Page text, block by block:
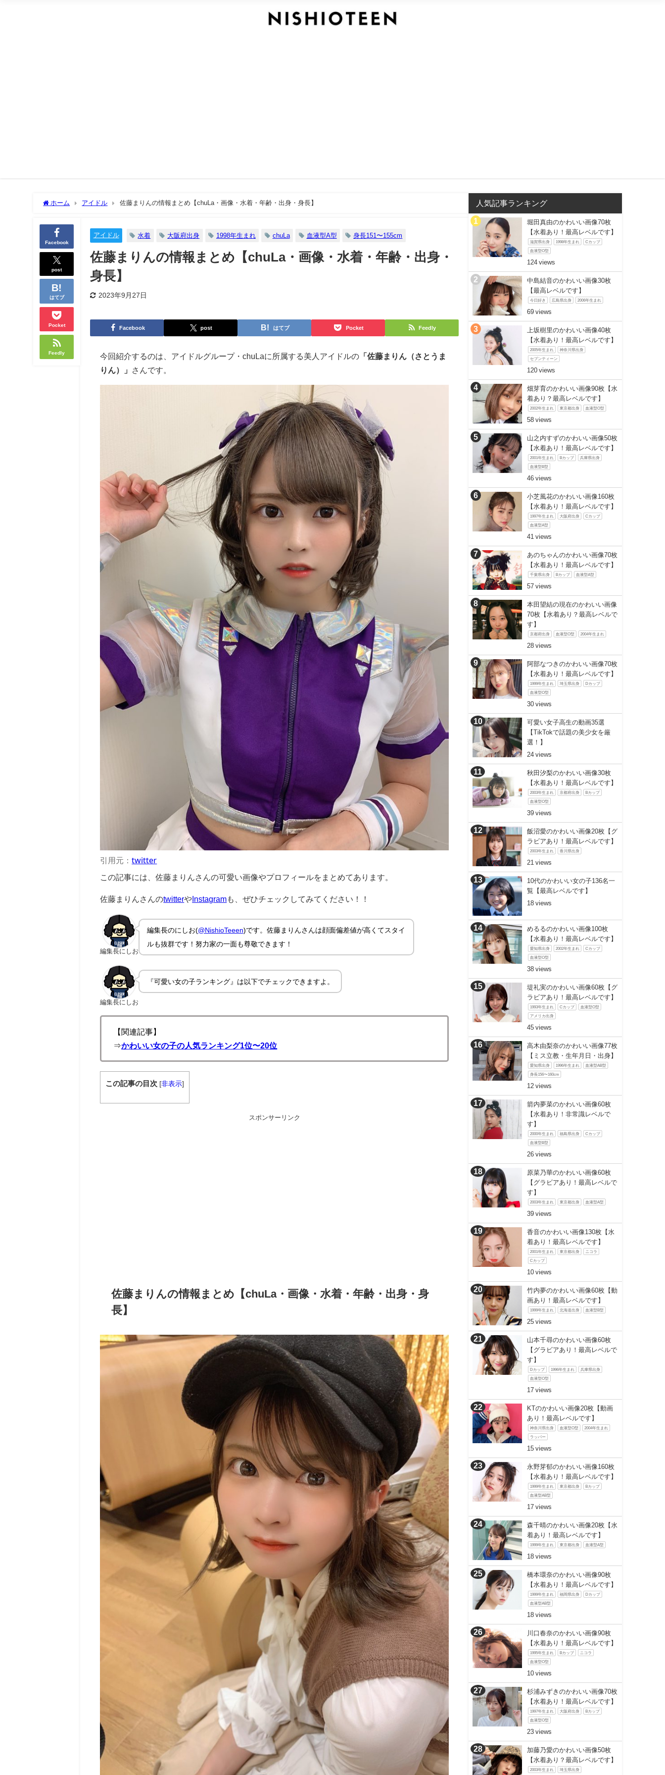
ホーム アイドル 佐藤まりんの情報まとめ【chuLa・画像・水着・年齢・出身・身長】
Facebook
post
はてブ
Pocket
Feedly
アイドル 水着 大阪府出身 1998年生まれ chuLa 血液型A型 身長151〜155cm
佐藤まりんの情報まとめ【chuLa・画像・水着・年齢・出身・
身長】
2023年9月27日
Facebook post はてブ Pocket Feedly
今回紹介するのは、アイドルグループ・chuLaに所属する美人アイドルの 「佐藤まりん（さとうま
りん）」
さんです。
引用元：twitter
この記事には、佐藤まりんさんの可愛い画像やプロフィールをまとめてあります。
佐藤まりんさんのtwitterや Instagramも、ぜひチェックしてみてください！！
編集長にしお
編集長のにしお(@NishioTeeen)です。佐藤まりんさんは顔面偏差値が高くてスタイ
ルも抜群です！努力家の一面も尊敬できます！
編集長にしお
『可愛い女の子ランキング』は以下でチェックできますよ。
【関連記事】
⇒かわいい女の子の人気ランキング1位〜20位
この記事の目次 [非表示]
スポンサーリンク
佐藤まりんの情報まとめ【chuLa・画像・水着・年齢・出身・身
長】
人気記事ランキング
堀田真由のかわいい画像70枚
【水着あり！最高レベルです】
滋賀県出身 1998年生まれ Cカップ
血液型O型
124
中島結音のかわいい画像30枚
【最高レベルです】
今日好き 広島県出身 2006年生まれ
69
上坂樹里のかわいい画像40枚
【水着あり！最高レベルです】
2005年生まれ 神奈川県出身
セブンティーン
120
畑芽育のかわいい画像90枚【水
着あり？最高レベルです】
2002年生まれ 東京都出身 血液型O型
58
山之内すずのかわいい画像50枚
【水着あり！最高レベルです】
2001年生まれ Bカップ 兵庫県出身
血液型B型
46
小芝風花のかわいい画像160枚
【水着あり！最高レベルです】
1997年生まれ 大阪府出身 Cカップ
血液型A型
41
あのちゃんのかわいい画像70枚
【水着あり！最高レベルです】
千葉県出身 Bカップ 血液型A型
57
本田望結の現在のかわいい画像
70枚【水着あり？最高レベルで
す】
京都府出身 血液型O型 2004年生まれ
28
阿部なつきのかわいい画像70枚
【水着あり！最高レベルです】
1999年生まれ 埼玉県出身 Dカップ
血液型O型
30
可愛い女子高生の動画35選
【TikTokで話題の美少女を厳
選！】
24
秋田汐梨のかわいい画像30枚
【水着あり！最高レベルです】
2003年生まれ 京都府出身 Bカップ
血液型O型
39
飯沼愛のかわいい画像20枚【グ
ラビアあり！最高レベルです】
2003年生まれ 香川県出身
21
10代のかわいい女の子136名一
覧【最高レベルです】
18
めるるのかわいい画像100枚
【水着あり！最高レベルです】
愛知県出身 2002年生まれ Cカップ
血液型O型
38
堤礼実のかわいい画像60枚【グ
ラビアあり！最高レベルです】
1993年生まれ Cカップ 血液型O型
アメリカ出身
45
高木由梨奈のかわいい画像77枚
【ミス立教・生年月日・出身】
愛知県出身 1996年生まれ 血液型AB型
身長156〜160cm
12
箭内夢菜のかわいい画像60枚
【水着あり！非常識レベルで
す】
2000年生まれ 福島県出身 Cカップ
血液型B型
26
原菜乃華のかわいい画像60枚
【グラビアあり！最高レベルで
す】
2003年生まれ 東京都出身 血液型A型
39
香音のかわいい画像130枚【水
着あり！最高レベルです】
2001年生まれ 東京都出身 ニコラ
Cカップ
10
竹内夢のかわいい画像60枚【動
画あり！最高レベルです】
1999年生まれ 北海道出身 血液型B型
25
山本千尋のかわいい画像60枚
【グラビアあり！最高レベルで
す】
Dカップ 1996年生まれ 兵庫県出身
血液型O型
17
KTのかわいい画像20枚【動画
あり！最高レベルです】
神奈川県出身 血液型O型 2004年生まれ
ラッパー
15
永野芽郁のかわいい画像160枚
【水着あり！最高レベルです】
1999年生まれ 東京都出身 Bカップ
血液型AB型
17
森千晴のかわいい画像20枚【水
着あり！最高レベルです】
1999年生まれ 東京都出身 血液型A型
18
橋本環奈のかわいい画像90枚
【水着あり！最高レベルです】
1999年生まれ 福岡県出身 Dカップ
血液型AB型
18
川口春奈のかわいい画像90枚
【水着あり！最高レベルです】
1995年生まれ Bカップ ニコラ
血液型O型
10
杉浦みずきのかわいい画像70枚
【水着あり！最高レベルです】
1997年生まれ 大阪府出身 Bカップ
血液型O型
23
加藤乃愛のかわいい画像50枚
【水着あり？最高レベルです】
2003年生まれ 埼玉県出身